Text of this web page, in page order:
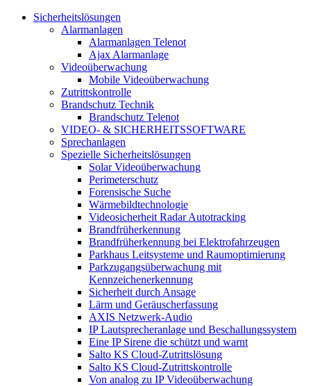
Sicherheitslösungen
Alarmanlagen
Alarmanlagen Telenot
Ajax Alarmanlage
Videoüberwachung
Mobile Videoüberwachung
Zutrittskontrolle
Brandschutz Technik
Brandschutz Telenot
VIDEO- & SICHERHEITSSOFTWARE
Sprechanlagen
Spezielle Sicherheitslösungen
Solar Videoüberwachung
Perimeterschutz
Forensische Suche
Wärmebildtechnologie
Videosicherheit Radar Autotracking​
Brandfrüherkennung
Brandfrüherkennung bei Elektrofahrzeugen
Parkhaus Leitsysteme und Raumoptimierung
Parkzugangsüberwachung mit
Kennzeichenerkennung
Sicherheit durch Ansage
Lärm und Geräuscherfassung
AXIS Netzwerk-Audio
IP Lautsprecheranlage und Beschallungssystem
Eine IP Sirene die schützt und warnt
Salto KS Cloud-Zutrittslösung
Salto KS Cloud-Zutrittskontrolle
Von analog zu IP Videoüberwachung